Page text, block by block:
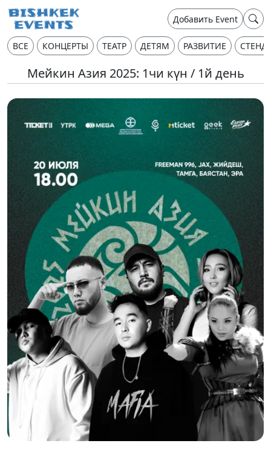
Добавить Event
ВСЕ КОНЦЕРТЫ ТЕАТР ДЕТЯМ РАЗВИТИЕ
Мейкин Азия 2025: 1чи күн / 1й день